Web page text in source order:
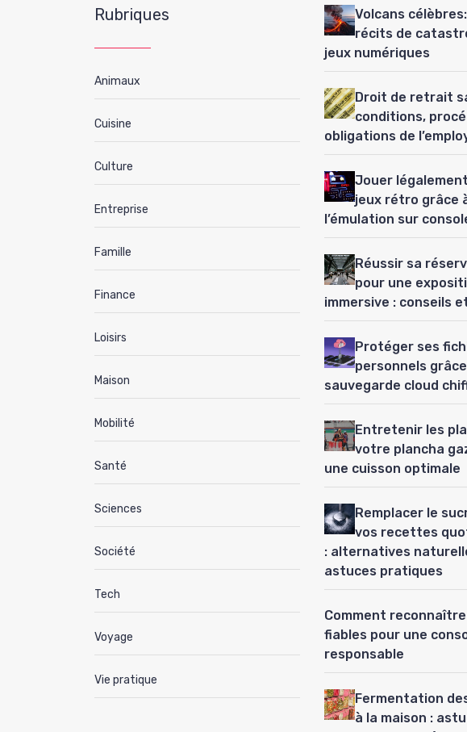
Rubriques
Animaux
Cuisine
Culture
Entreprise
Famille
Finance
Loisirs
Maison
Mobilité
Santé
Sciences
Société
Tech
Voyage
Vie pratique
Volcans
récits de
jeux numériques
Droit de retrait
conditions,
obligations de
Jouer
jeux rétro grâce
l’émulation sur
Réussir sa
pour une
immersive : conseils
Protéger ses
personnels
sauvegarde cloud
Entretenir les
votre plancha
une cuisson optimale
Remplacer le
vos recettes
: alternatives
astuces pratiques
Comment
fiables pour une
responsable
Fermentation
à la maison :